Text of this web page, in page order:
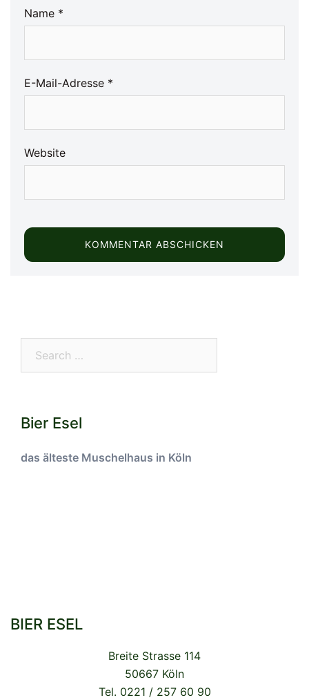
Name *
E-Mail-Adresse *
Website
Bier Esel
das älteste Muschelhaus in Köln
BIER ESEL
Breite Strasse 114
50667 Köln
Tel. 0221 / 257 60 90